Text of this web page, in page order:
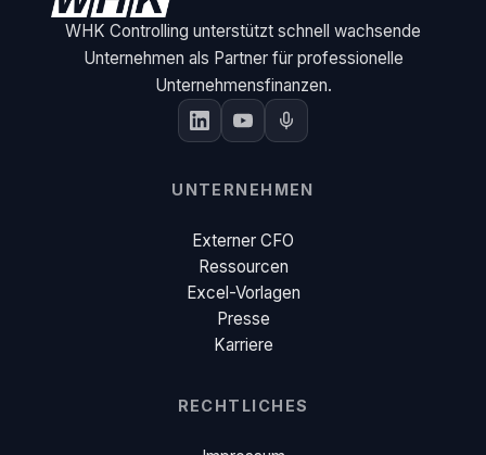
WHK Controlling unterstützt schnell wachsende
Unternehmen als Partner für professionelle
Unternehmensfinanzen.
UNTERNEHMEN
Externer CFO
Ressourcen
Excel-Vorlagen
Presse
Karriere
RECHTLICHES